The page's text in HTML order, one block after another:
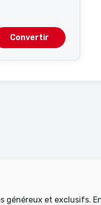
Convertir
généreux et exclusifs.